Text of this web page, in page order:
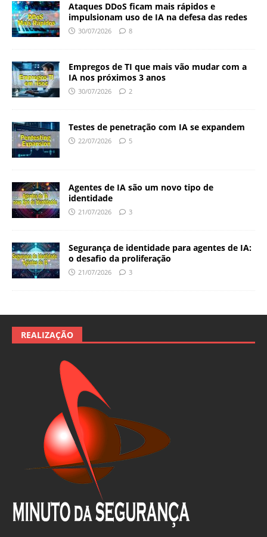
Ataques DDoS ficam mais rápidos e
impulsionam uso de IA na defesa das redes
30/07/2026 8
Empregos de TI que mais vão mudar com a
IA nos próximos 3 anos
30/07/2026 2
Testes de penetração com IA se expandem
22/07/2026 5
Agentes de IA são um novo tipo de
identidade
21/07/2026 3
Segurança de identidade para agentes de IA:
o desafio da proliferação
21/07/2026 3
REALIZAÇÃO